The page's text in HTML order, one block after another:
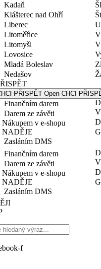
Kadaň
Klášterec nad Ohří
Liberec
Litoměřice
Litomyšl
Lovosice
Mladá Boleslav
Nedašov
PŘISPĚT Open CHCI
Finančním darem
Darem ze závěti
Nákupem v e-shopu
NADĚJE
Zasláním DMS
Finančním darem
Darem ze závěti
Nákupem v e-shopu
NADĚJE
Zasláním DMS
f